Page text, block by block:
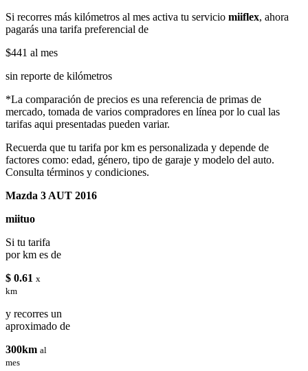
Si recorres más kilómetros al mes activa tu servicio miiflex, ahora
pagarás una tarifa preferencial de
$441 al mes
sin reporte de kilómetros
*La comparación de precios es una referencia de primas de
mercado, tomada de varios compradores en línea por lo cual las
tarifas aqui presentadas pueden variar.
Recuerda que tu tarifa por km es personalizada y depende de
factores como: edad, género, tipo de garaje y modelo del auto.
Consulta términos y condiciones.
Mazda 3 AUT 2016
miituo
Si tu tarifa
por km es de
$ 0.61 x
km
y recorres un
aproximado de
300km al
mes